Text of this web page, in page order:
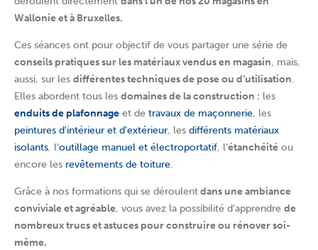
Wallonie et à Bruxelles.
Ces séances ont pour objectif de vous partager une série de
conseils pratiques sur les matériaux vendus en magasin, mais,
aussi, sur les différentes techniques de pose ou d’utilisation.
Elles abordent tous les domaines de la construction : les
enduits de plafonnage et de travaux de maçonnerie, les
peintures d'intérieur et d'extérieur, les différents matériaux
isolants, l’outillage manuel et électroportatif, l’étanchéité ou
encore les revêtements de toiture.
Grâce à nos formations qui se déroulentdans une ambiance
conviviale et agréable, vous avez la possibilité d’apprendre de
nombreux trucs et astuces pour construire ou rénover soi-
même.